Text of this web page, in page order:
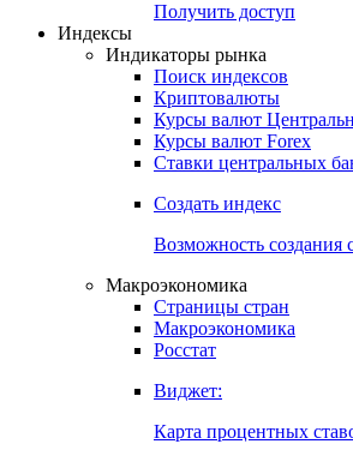
Получить доступ
Индексы
Индикаторы рынка
Поиск индексов
Криптовалюты
Курсы валют
Курсы валют Forex
Ставки центральных
Создать индекс
Возможность создания
Макроэкономика
Страницы стран
Макроэкономика
Росстат
Виджет:
Карта процентных